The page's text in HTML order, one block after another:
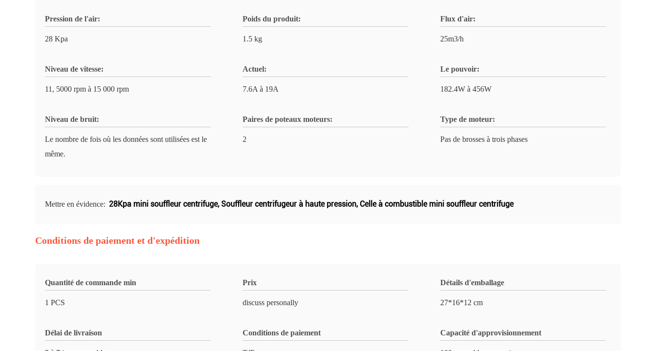
Pression de l'air:
28 Kpa
Poids du produit:
1.5 kg
Flux d'air:
25m3/h
Niveau de vitesse:
11, 5000 rpm à 15 000 rpm
Actuel:
7.6A à 19A
Le pouvoir:
182.4W à 456W
Niveau de bruit:
Le nombre de fois où les données sont utilisées est le
même.
Paires de poteaux moteurs:
2
Type de moteur:
Pas de brosses à trois phases
Mettre en évidence: 28Kpa mini souffleur centrifuge, Souffleur centrifugeur à haute pression, Celle à combustible mini souffleur centrifuge
Conditions de paiement et d'expédition
Quantité de commande min
1 PCS
Prix
discuss personally
Détails d'emballage
27*16*12 cm
Délai de livraison Conditions de paiement Capacité d'approvisionnement